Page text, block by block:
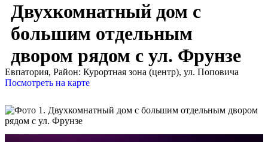
Двухкомнатный дом с
большим отдельным
двором рядом с ул. Фрунзе
Евпатория, Район: Курортная зона (центр), ул. Поповича
Посмотреть на карте